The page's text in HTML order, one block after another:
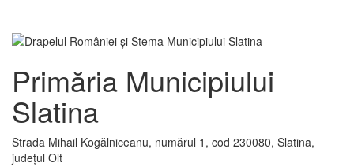
Primăria Municipiului
Slatina
Strada Mihail Kogălniceanu, numărul 1, cod 230080, Slatina,
județul Olt